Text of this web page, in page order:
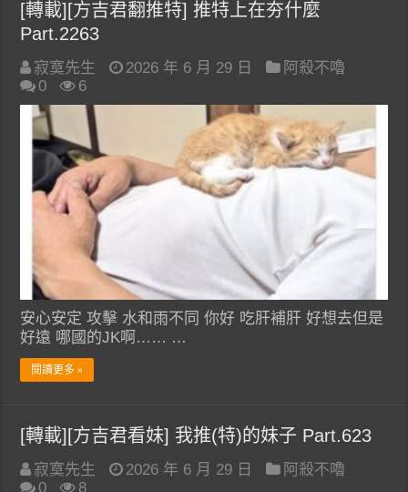
[轉載][方吉君翻推特] 推特上在夯什麼
Part.2263
寂寞先生 2026 年 6 月 29 日
阿殺不嚕
0
6
安心安定 攻擊 水和雨不同 你好 吃肝補肝 好想去但是
好遠 哪國的JK啊…… …
閱讀更多 »
[轉載][方吉君看妹] 我推(特)的妹子 Part.623
寂寞先生 2026 年 6 月 29 日
阿殺不嚕
0
8